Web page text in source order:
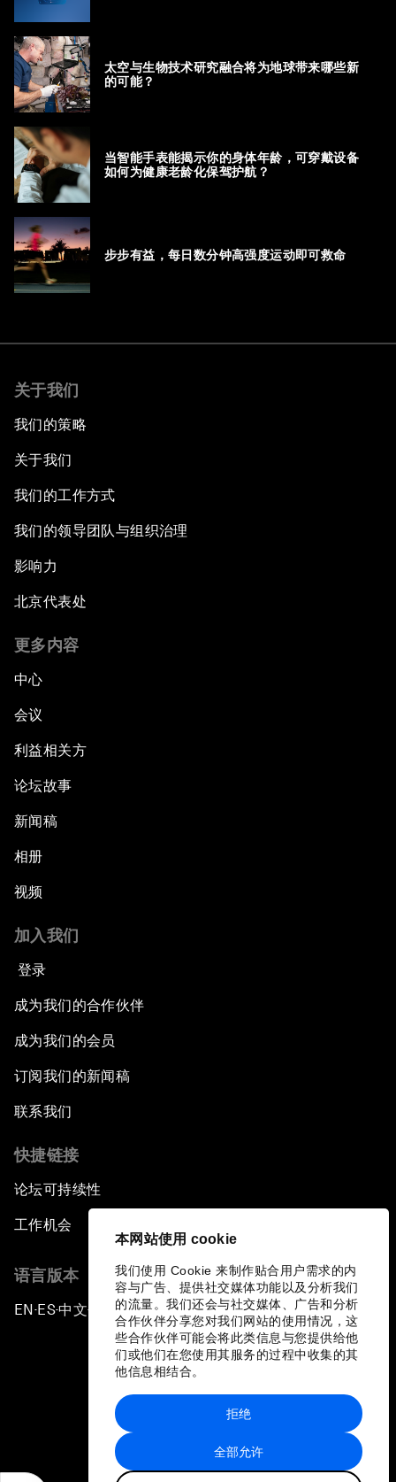
本网站使用 cookie
我们使用 Cookie 来制作贴合用户需求的内
容与广告、提供社交媒体功能以及分析我们
的流量。我们还会与社交媒体、广告和分析
合作伙伴分享您对我们网站的使用情况，这
些合作伙伴可能会将此类信息与您提供给他
们或他们在您使用其服务的过程中收集的其
他信息相结合。
全部允许
拒绝
太空与生物技术研究融合将为地球带来哪些新
的可能？
当智能手表能揭示你的身体年龄，可穿戴设备
如何为健康老龄化保驾护航？
步步有益，每日数分钟高强度运动即可救命
关于我们
我们的策略
关于我们
我们的工作方式
我们的领导团队与组织治理
影响力
北京代表处
更多内容
中心
会议
利益相关方
论坛故事
新闻稿
相册
视频
加入我们
登录
成为我们的合作伙伴
成为我们的会员
订阅我们的新闻稿
联系我们
快捷链接
论坛可持续性
工作机会
语言版本
EN ▪ ES▪中文▪ 日本語
站点地图